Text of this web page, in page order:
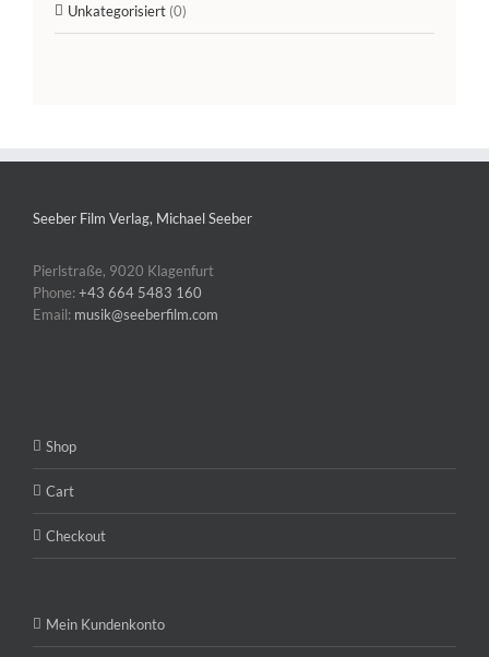
Unkategorisiert (0)
Seeber Film Verlag, Michael Seeber
Pierlstraße, 9020 Klagenfurt
Phone:+43 664 5483 160
Email: musik@seeberfilm.com
Shop
Cart
Checkout
Mein Kundenkonto